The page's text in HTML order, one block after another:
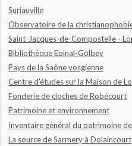
Suriauville
Observatoire de la
Saint-Jacques-de-Compostelle -
Bibliothèque Epinal-Golbey
Pays de la Saône vosgienne
Centre d'études sur la Maison de
Fonderie de cloches de Robécourt
Patrimoine et environnement
Inventaire général du patrimoine
La source de Sarmery à Dolaincourt